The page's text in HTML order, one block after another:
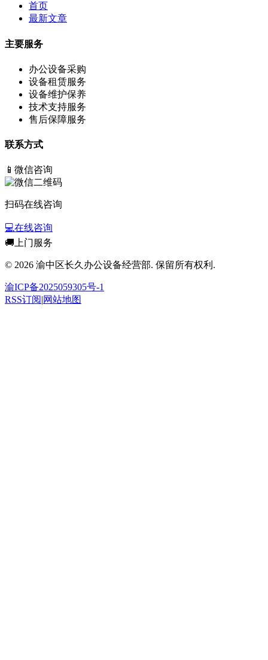
首页
最新文章
主要服务
办公设备采购
设备租赁服务
设备维护保养
技术支持服务
售后保障服务
联系方式
📱 微信咨询
扫码在线咨询
💻在线咨询
🚚 上门服务
© 2026 渝中区长久办公设备经营部. 保留所有权利.
渝ICP备2025059305号-1
RSS订阅|网站地图